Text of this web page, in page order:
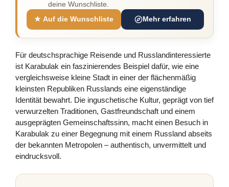
deine Wunschliste.
★ Auf die Wunschliste
Mehr erfahren
Für deutschsprachige Reisende und Russlandinteressierte
ist Karabulak ein faszinierendes Beispiel dafür, wie eine
vergleichsweise kleine Stadt in einer der flächenmäßig
kleinsten Republiken Russlands eine eigenständige
Identität bewahrt. Die inguschetische Kultur, geprägt von tief
verwurzelten Traditionen, Gastfreundschaft und einem
ausgeprägten Gemeinschaftssinn, macht einen Besuch in
Karabulak zu einer Begegnung mit einem Russland abseits
der bekannten Metropolen – authentisch, unvermittelt und
eindrucksvoll.